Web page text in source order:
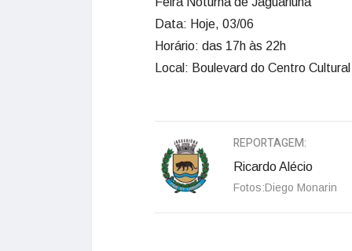
Data: Hoje, 03/06
Horário: das 17h às 22h
Local: Boulevard do Centro Cultural
REPORTAGEM:
Ricardo Alécio
Fotos:Diego Monarin